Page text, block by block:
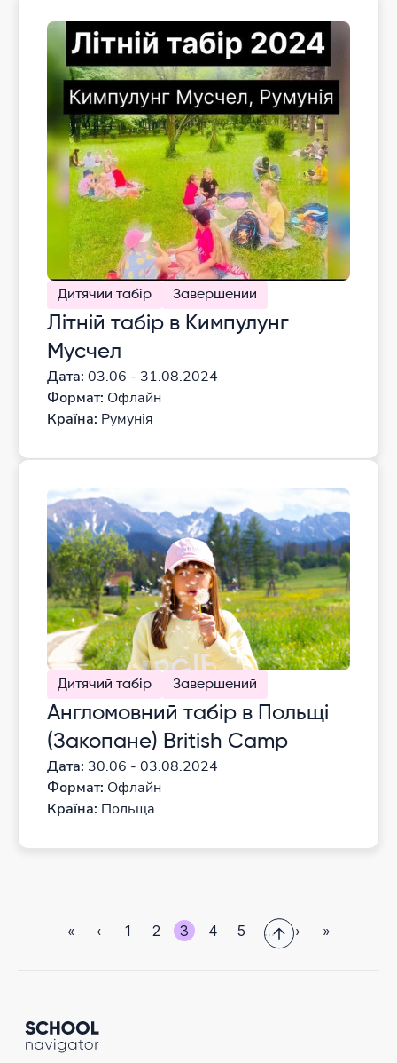
Дитячий табір Завершений
Літній табір в Кимпулунг
Мусчел
Дата: 03.06 - 31.08.2024
Формат: Офлайн
Країна: Румунія
Дитячий табір Завершений
Англомовний табір в Польщі
(Закопане) British Camp
Дата: 30.06 - 03.08.2024
Формат: Офлайн
Країна: Польща
« ‹ 1 2 3 4 5 … › »